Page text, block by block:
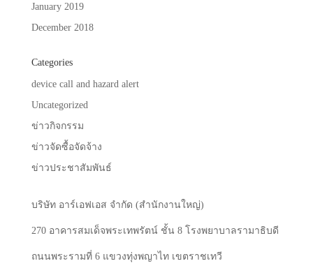
January 2019
December 2018
Categories
device call and hazard alert
Uncategorized
ข่าวกิจกรรม
ข่าวจัดซื้อจัดจ้าง
ข่าวประชาสัมพันธ์
บริษัท อาร์เอฟเอส จำกัด (สำนักงานใหญ่)
270 อาคารสมเด็จพระเทพรัตน์ ชั้น 8 โรงพยาบาลรามาธิบดี
ถนนพระรามที่6 แขวงทุ่งพญาไท เขตราชเทวี